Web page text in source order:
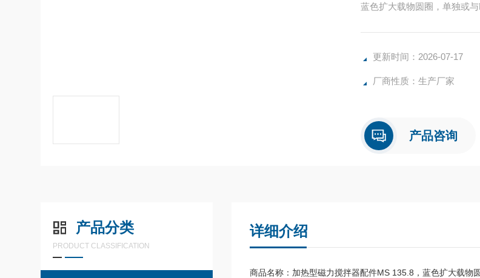
蓝色扩大载物圆圈，单独或
更新时间：2026-07-17
厂商性质：生产厂家
产品咨询
产品分类
PRODUCT CLASSIFICATION
详细介绍
商品名称：加热型磁力搅拌器配件MS 135.8，蓝色扩大载物